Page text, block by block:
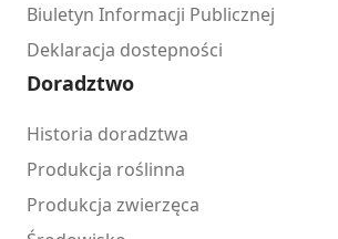
Biuletyn Informacji Publicznej
Deklaracja dostepności
Doradztwo
Historia doradztwa
Produkcja roślinna
Produkcja zwierzęca